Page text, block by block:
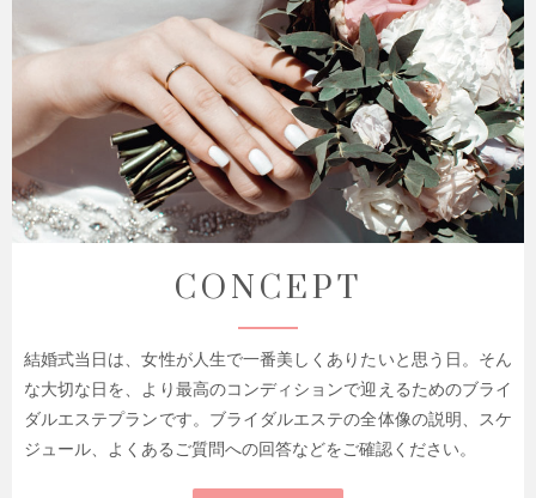
CONCEPT
結婚式当日は、女性が人生で一番美しくありたいと思う日。そん
な大切な日を、より最高のコンディションで迎えるためのブライ
ダルエステプランです。ブライダルエステの全体像の説明、スケ
ジュール、よくあるご質問への回答などをご確認ください。